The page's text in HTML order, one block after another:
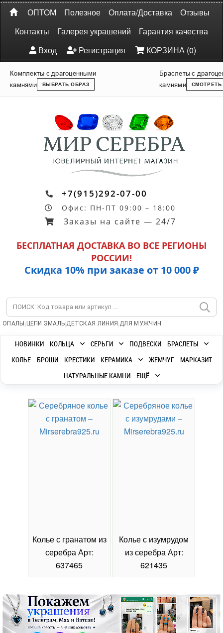
ОПТОМ Полезное Оплата/Доставка
Отзывы
Контакты
Галерея украшений
Гарантия качества
Вход
Регистрация КОРЗИНА (0)
Комплекты с драгоценными
камнями
ВЫБРАТЬ ОБРАЗ
Браслеты с
камнями
СМОТРЕТЬ
+7(915)292-07-00
Офис: ПН-ПТ 09:00 – 18:00
Заказы на сайте — 24/7
БЕСПЛАТНАЯ ДОСТАВКА ВО ВСЕ РЕГИОНЫ
РОССИИ!
Скидка 10% при заказе от 10 000 ₽
ОПАЛЫ | ЦЕПИ |ЭМАЛЬ|ДЕТСКАЯ ЛИНИЯ |ДЛЯ МУЖЧИН
НОВИНКИ КОЛЬЦА СЕРЬГИ ПОДВЕСКИ
БРАСЛЕТЫ
КОЛЬЕ
БРОШИ КРЕСТИКИ КЕРАМИКА ЖЕМЧУГ
МАРКАЗИТ
НАТУРАЛЬНЫЕ КАМНИ
ЕЩЁ
Колье с гранатом из
серебра Арт:
637465
Колье с изумрудом
из серебра Арт:
621435